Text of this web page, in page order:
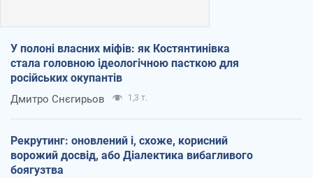
У полоні власних міфів: як Костянтинівка
стала головною ідеологічною пасткою для
російських окупантів
Дмитро Снєгирьов 1,3 т.
Рекрутинг: оновлений і, схоже, корисний
ворожий досвід, або Діалектика вибагливого
боягузтва